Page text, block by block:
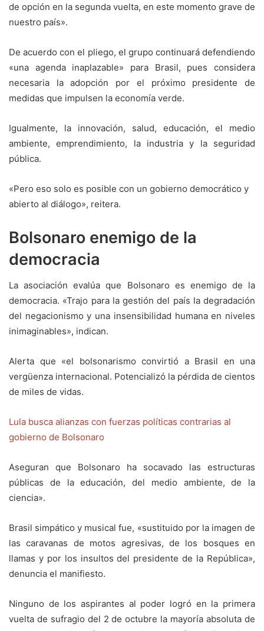
de opción en la segunda vuelta, en este momento grave de
nuestro país».
De acuerdo con el pliego, el grupo continuará defendiendo
«una agenda inaplazable» para Brasil, pues considera
necesaria la adopción por el próximo presidente de
medidas que impulsen la economía verde.
Igualmente, la innovación, salud, educación, el medio
ambiente, emprendimiento, la industria y la seguridad
pública.
«Pero eso solo es posible con un gobierno democrático y
abierto al diálogo», reitera.
Bolsonaro enemigo de la
democracia
La asociación evalúa que Bolsonaro es enemigo de la
democracia. «Trajo para la gestión del país la degradación
del negacionismo y una insensibilidad humana en niveles
inimaginables», indican.
Alerta que «el bolsonarismo convirtió a Brasil en una
vergüenza internacional. Potencializó la pérdida de cientos
de miles de vidas.
Lula busca alianzas con fuerzas políticas contrarias al
gobierno de Bolsonaro
Aseguran que Bolsonaro ha socavado las estructuras
públicas de la educación, del medio ambiente, de la
ciencia».
Brasil simpático y musical fue, «sustituido por la imagen de
las caravanas de motos agresivas, de los bosques en
llamas y por los insultos del presidente de la República»,
denuncia el manifiesto.
Ninguno de los aspirantes al poder logró en la primera
vuelta de sufragio del 2 de octubre la mayoría absoluta de